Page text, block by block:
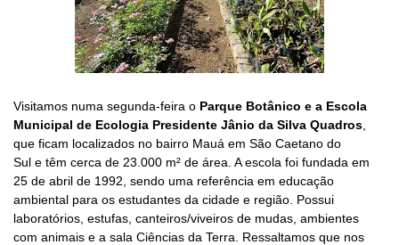
Visitamos numa segunda-feira o Parque Botânico e a Escola
Municipal de Ecologia Presidente Jânio da Silva Quadros
que ficam localizados no bairro Mauá em São Caetano do
Sul e têm cerca de 23.000 m² de área. A escola foi fundada em
25 de abril de 1992, sendo uma referência em educação
ambiental para os estudantes da cidade e região. Possui
laboratórios, estufas, canteiros/viveiros de mudas, ambientes
com animais e a sala Ciências da Terra.
Ressaltamos que nos